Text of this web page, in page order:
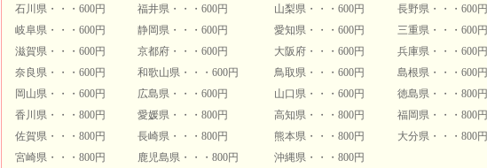
石川県・・・600円
福井県・・・600円 山梨県・・・600円
長野県・・・600円
岐阜県・・・600円
静岡県・・・600円 愛知県・・・600円
三重県・・・600円
滋賀県・・・600円
京都府・・・600円 大阪府・・・600円
兵庫県・・・600円
奈良県・・・600円
和歌山県・・・600円 鳥取県・・・600円
島根県・・・600円
岡山県・・・600円
広島県・・・600円 山口県・・・600円
徳島県・・・800円
香川県・・・800円
愛媛県・・・800円 高知県・・・800円
福岡県・・・800円
佐賀県・・・800円
長崎県・・・800円 熊本県・・・800円
大分県・・・800円
宮崎県・・・800円
鹿児島県・・・800円 沖縄県・・・800円